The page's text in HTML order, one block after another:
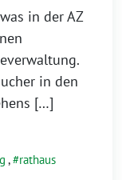
in der AZ
in den
[…]
, rathaus